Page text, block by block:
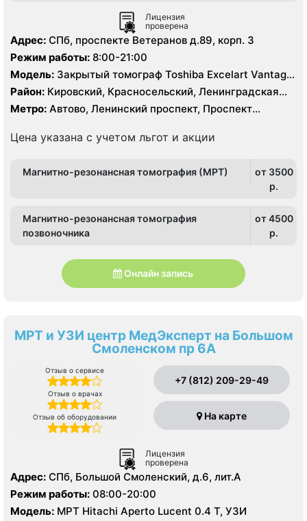
Лицензия
проверена
Адрес: СПб, проспекте Ветеранов д.89, корп. 3
Режим работы: 8:00-21:00
Модель: Закрытый томограф Toshiba Excelart Vantage
1.5 Тесла
Район: Кировский, Красносельский, Ленинградская
область, Московский, Петродворцовый
Метро: Автово, Ленинский проспект, Проспект
Цена указана с учетом льгот и акции
Магнитно-резонансная томография (МРТ)
от 3500
p.
Магнитно-резонансная томография
позвоночника
от 4500
p.
Онлайн запись
МРТ и УЗИ центр МедЭксперт на Большом
Смоленском пр 6А
Отзыв о сервисе
Отзыв о врачах
Отзыв об оборудовании
+7 (812) 209-29-49
На карте
Лицензия
проверена
Адрес: СПб, Большой Смоленский, д.6, лит.А
Режим работы: 08:00-20:00
Модель: МРТ Hitachi Aperto Lucent 0.4 Т, УЗИ